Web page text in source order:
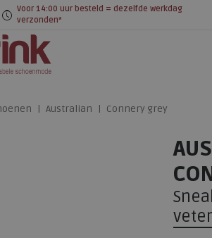
Voor 14:00 uur besteld = dezelfde werkdag
verzonden*
Australian Connery grey